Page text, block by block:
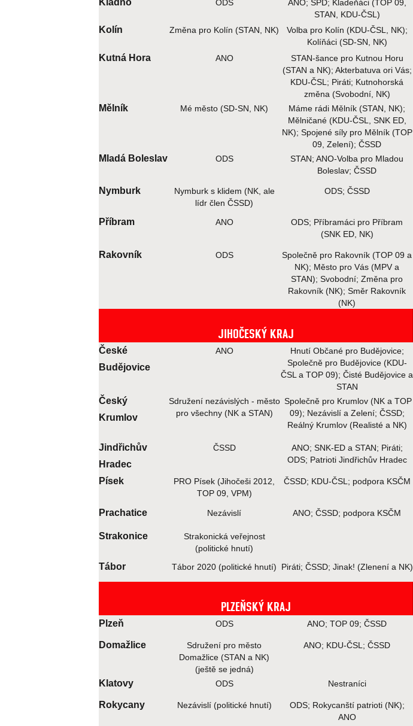
Kladno ODS
ANO; SPD; Kladeňáci (TOP 09,
STAN, KDU-ČSL)
Kolín Změna pro Kolín (STAN, NK)
Volba pro Kolín (KDU-ČSL, NK);
Kolíňáci (SD-SN, NK)
Kutná Hora ANO
STAN-šance pro Kutnou Horu
(STAN a NK); Akterbatuva ori Vás;
KDU-ČSL; Piráti; Kutnohorská
změna (Svobodní, NK)
Mělník Mé město (SD-SN, NK)
Máme rádi Mělník (STAN, NK);
Mělničané (KDU-ČSL, SNK ED,
NK); Spojené síly pro Mělník (TOP
09, Zelení); ČSSD
Mladá Boleslav ODS
STAN; ANO-Volba pro Mladou
Boleslav; ČSSD
Nymburk
Nymburk s klidem (NK, ale
lídr člen ČSSD)
ODS; ČSSD
Příbram ANO
ODS; Příbramáci pro Příbram
(SNK ED, NK)
Rakovník ODS
Společně pro Rakovník (TOP 09 a
NK); Město pro Vás (MPV a
STAN); Svobodní; Změna pro
Rakovník (NK); Směr Rakovník
(NK)
JIHOČESKÝ KRAJ
České
Budějovice
ANO
Hnutí Občané pro Budějovice;
Společně pro Budějovice (KDU-
ČSL a TOP 09); Čisté Budějovice a
STAN
Český
Krumlov
Sdružení nezávislých - město
pro všechny (NK a STAN)
Společně pro Krumlov (NK a TOP
09); Nezávislí a Zelení; ČSSD;
Reálný Krumlov (Realisté a NK)
Jindřichův
Hradec
ČSSD
ANO; SNK-ED a STAN; Piráti;
ODS; Patrioti Jindřichův Hradec
Písek
PRO Písek (Jihočeši 2012,
TOP 09, VPM)
ČSSD; KDU-ČSL; podpora KSČM
Prachatice Nezávislí ANO; ČSSD; podpora KSČM
Strakonice
Strakonická veřejnost
(politické hnutí)
Tábor Tábor 2020 (politické hnutí) Piráti; ČSSD; Jinak! (Zlenení a NK)
PLZEŇSKÝ KRAJ
Plzeň ODS ANO; TOP 09; ČSSD
Domažlice
Sdružení pro město
Domažlice (STAN a NK)
(ještě se jedná)
ANO; KDU-ČSL; ČSSD
Klatovy ODS Nestraníci
Rokycany Nezávislí (politické hnutí)
ODS; Rokycanští patrioti (NK);
ANO